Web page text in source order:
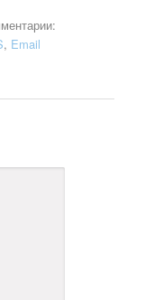
, Email